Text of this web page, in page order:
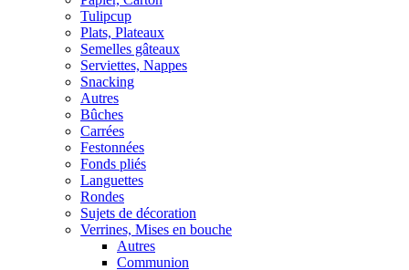
Tulipcup
Plats, Plateaux
Semelles gâteaux
Serviettes, Nappes
Snacking
Autres
Bûches
Carrées
Festonnées
Fonds pliés
Languettes
Rondes
Sujets de décoration
Verrines, Mises en bouche
Autres
Communion